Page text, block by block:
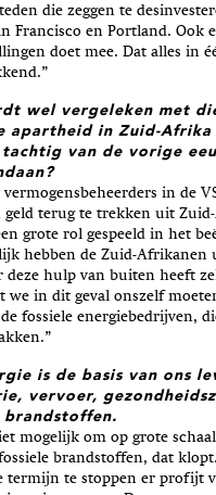
die zeggen te
Francisco en Portland. Ook
doet mee. Dat alles in
wel vergeleken met
apartheid in Zuid-Afrika
van de vorige
in de
geld terug te trekken uit
grote rol gespeeld in het
hebben de Zuid-Afrikanen
deze hulp van buiten heeft
we in dit geval onszelf
fossiele energiebedrijven,
is de basis van ons
vervoer,
mogelijk om op grote
brandstoffen, dat
termijn te stoppen er profijt